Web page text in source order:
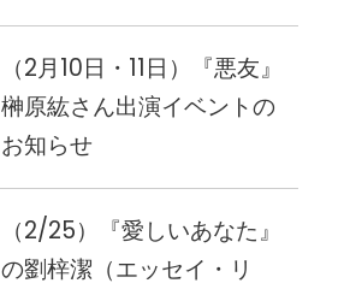
（2月10日・11日）『悪友』
榊原紘さん出演イベントの
お知らせ
（2/25）『愛しいあなた』
の劉梓潔（エッセイ・リ